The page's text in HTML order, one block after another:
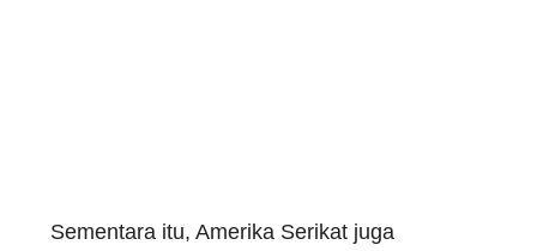
Sementara itu, Amerika Serikat juga